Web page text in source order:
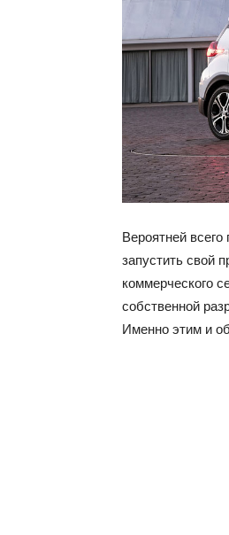
Вероятней
запустить свой
коммерческого
собственной
Именно этим и